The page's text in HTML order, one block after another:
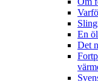
En
Det